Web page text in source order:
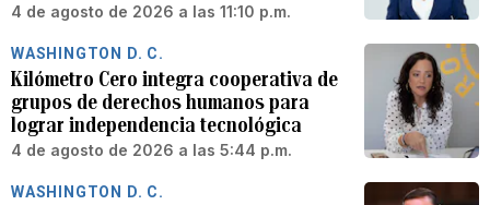
4 de agosto de 2026 a las 11:10 p.m.
WASHINGTON D. C.
Kilómetro Cero integra cooperativa de
grupos de derechos humanos para
lograr independencia tecnológica
4 de agosto de 2026 a las 5:44 p.m.
WASHINGTON D. C.